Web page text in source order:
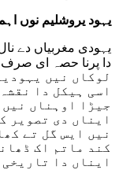
یہود یروشلیم نوں
یہودی مغربیاں دے
لوکاں نیں
اسی ہیکل دا
جیڑا اوہناں نیں
ایناں دی تصویر
نیں ایس گل تے
کند ماتم اک
ایناں دا